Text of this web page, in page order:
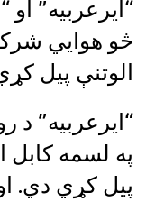
“ایرعربیه” او
څو هوايي
الوتنې پیل
په لسمه کابل
پیل کړي دي.